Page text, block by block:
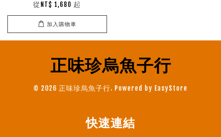
從 NT$ 1,680 起
加入購物車
正味珍烏魚子行
© 2026 正味珍烏魚子行. Powered by EasyStore
快速連結